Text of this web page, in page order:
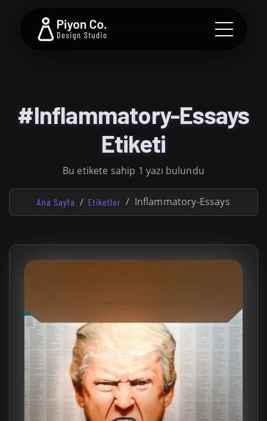
#Inflammatory-Essays
Etiketi
Bu etikete sahip 1 yazı bulundu
Ana Sayfa Etiketler Inflammatory-Essays